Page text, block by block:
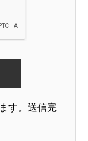
す。送信完